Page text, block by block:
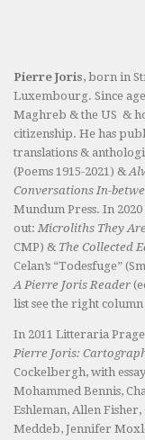
Pierre Joris, born in
Luxembourg. Since
Maghreb & the US &
citizenship. He has
translations &
(Poems 1915-2021) &
Conversations In-
Mundum Press. In
out: Microliths They
CMP) & The Collected
Celan’s “Todesfuge”
A Pierre Joris Reader
list see the right
In 2011 Litteraria
Pierre Joris:
Cockelbergh, with
Mohammed Bennis,
Eshleman, Allen
Meddeb, Jennifer